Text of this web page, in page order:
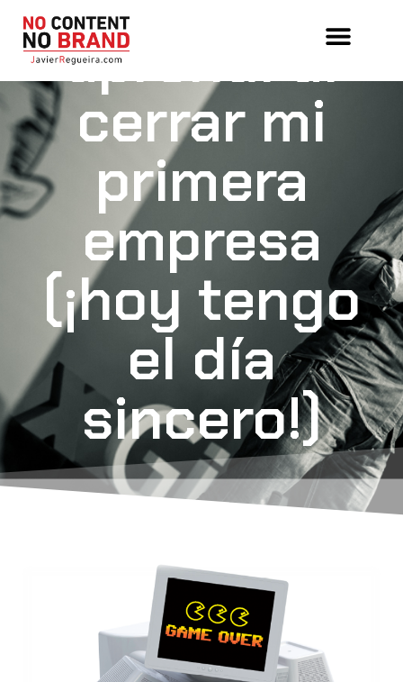
aprendí al
cerrar mi
primera
empresa
(¡hoy tengo
el día
sincero!)